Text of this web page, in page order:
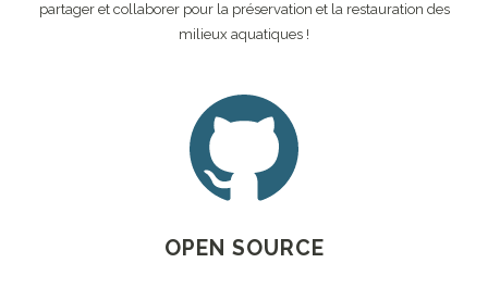
partager et collaborer pour la préservation et la restauration des
milieux aquatiques !
OPEN SOURCE